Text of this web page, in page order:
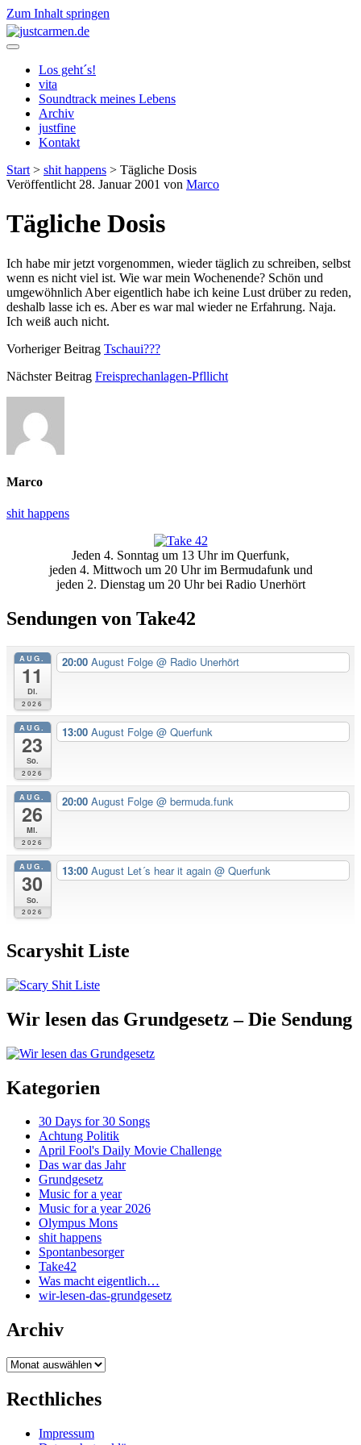
Zum Inhalt springen
justcarmen.de
Los geht´s!
vita
Soundtrack meines Lebens
Archiv
justfine
Kontakt
Start > shit happens > Tägliche Dosis
Veröffentlicht 28. Januar 2001 von Marco
Tägliche Dosis
Ich habe mir jetzt vorgenommen, wieder täglich zu schreiben, selbst
wenn es nicht viel ist. Wie war mein Wochenende? Schön und
umgewöhnlich Aber eigentlich habe ich keine Lust drüber zu reden,
deshalb lasse ich es. Aber es war mal wieder ne Erfahrung. Naja.
Ich weiß auch nicht.
Vorheriger Beitrag Tschaui???
Nächster Beitrag Freisprechanlagen-Pfllicht
Marco
shit happens
SeitenleisteJeden 4. Sonntag um 13 Uhr im Querfunk,
jeden 4. Mittwoch um 20 Uhr im Bermudafunk und
jeden 2. Dienstag um 20 Uhr bei Radio Unerhört
Sendungen von Take42
AUG.
11
Di.
2026
20:00 August Folge @ Radio Unerhört
AUG.
23
So.
2026
13:00 August Folge @ Querfunk
AUG.
26
Mi.
2026
20:00 August Folge @ bermuda.funk
AUG.
30
So.
2026
13:00 August Let´s hear it again @ Querfunk
Scaryshit Liste
Wir lesen das Grundgesetz – Die Sendung
Kategorien
30 Days for 30 Songs
Achtung Politik
April Fool's Daily Movie Challenge
Das war das Jahr
Grundgesetz
Music for a year
Music for a year 2026
Olympus Mons
shit happens
Spontanbesorger
Take42
Was macht eigentlich…
wir-lesen-das-grundgesetz
Archiv
Archiv
Recthliches
Impressum